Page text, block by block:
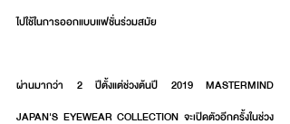
ไปใช้ในการออกแบบแฟชั่นร่วมสมัย
ผ่านมากว่า 2 ปีตั้งแต่ช่วงต้นปี 2019 MASTERMIND
JAPAN'S EYEWEAR COLLECTION จะเปิดตัวอีกครั้งในช่วง